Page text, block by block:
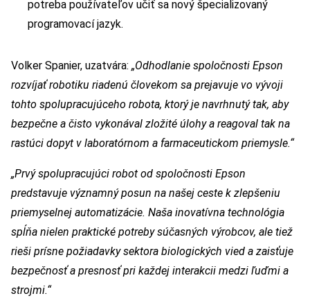
potreba používateľov učiť sa nový špecializovaný
programovací jazyk.
Volker Spanier, uzatvára: „Odhodlanie spoločnosti Epson
rozvíjať robotiku riadenú človekom sa prejavuje vo vývoji
tohto spolupracujúceho robota, ktorý je navrhnutý tak, aby
bezpečne a čisto vykonával zložité úlohy a reagoval tak na
rastúci dopyt v laboratórnom a farmaceutickom priemysle.“
„Prvý spolupracujúci robot od spoločnosti Epson
predstavuje významný posun na našej ceste k zlepšeniu
priemyselnej automatizácie. Naša inovatívna technológia
spĺňa nielen praktické potreby súčasných výrobcov, ale tiež
rieši prísne požiadavky sektora biologických vied a zaisťuje
bezpečnosť a presnosť pri každej interakcii medzi ľuďmi a
strojmi.“